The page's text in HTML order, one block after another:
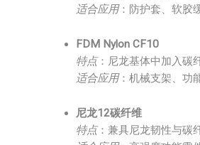
适合应用：防护套、软胶
FDM Nylon CF10
特点：尼龙基体中加入碳
适合应用：机械支架、功
尼龙12碳纤维
特点：兼具尼龙韧性与碳